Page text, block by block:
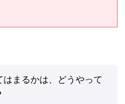
はまるかは、どうやって